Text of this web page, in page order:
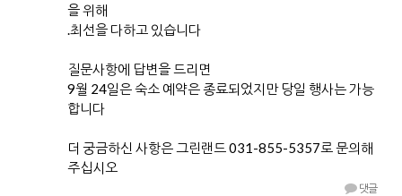
을 위해
.최선을 다하고 있습니다
질문사항에 답변을 드리면
9월 24일은 숙소 예약은 종료되었지만 당일 행사는 가능
합니다
더 궁금하신 사항은 그린랜드 031-855-5357로 문의해
주십시오
댓글